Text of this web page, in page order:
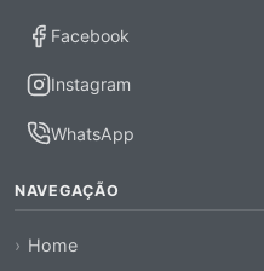
Facebook
Instagram
WhatsApp
NAVEGAÇÃO
Home